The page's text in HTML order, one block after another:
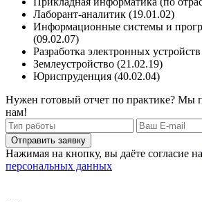
Лаборант-аналитик (19.01.02)
Информационные системы и
(09.02.07)
Разработка электронных
Землеустройство (21.02.19)
Юриспруденция (40.02.04)
Нужен готовый отчет по практике?
нам!
Отправить заявку
Нажимая на кнопку, вы даёте согласие на
персональных данных